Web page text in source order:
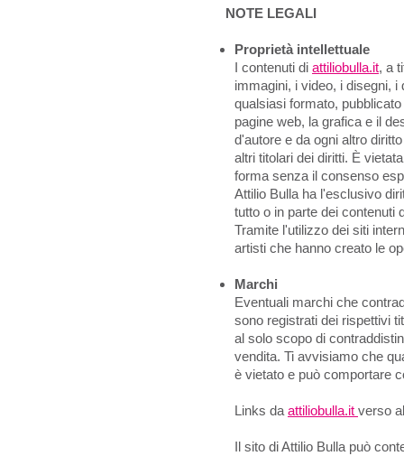
NOTE LEGALI
Proprietà intellettuale
I contenuti di attiliobulla.it, a
immagini, i video, i disegni, i
qualsiasi formato,
pagine web, la grafica e il
d'autore e da ogni altro
altri titolari dei diritti. È
forma senza il consenso
Attilio Bulla ha l'esclusivo
tutto o in parte dei contenuti
Tramite l'utilizzo dei siti
artisti che hanno creato le
Marchi
Eventuali marchi che
sono registrati dei rispettivi
al solo scopo di
vendita. Ti avvisiamo che
è vietato e può comportare
Links da attiliobulla.it verso
Il sito di Attilio Bulla può